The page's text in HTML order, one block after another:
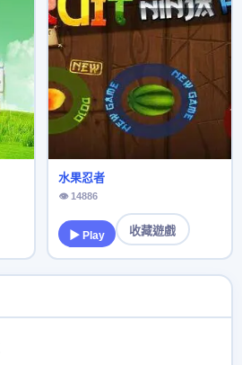
水果忍者
👁 14886
▶ Play 收藏遊戲